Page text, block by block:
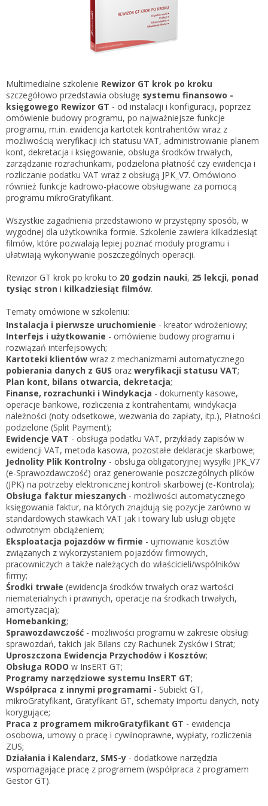
Gestor nexo PRO krok po kroku
KSeF w Subiekcie GT
KSeF w Subiekcie nexo/nexo PRO
KSeF w Rachmistrzu i Rewizorze GT
Portal Dokumentów z obsługą KSeF dla firm
Portal Dokumentów z obsługą KSeF dla biur
rachunkowych
Logowanie do Akademi InsERT
Login
Hasło
Nie masz konta
Zarejestruj
Multimedialne szkolenie Rewizor GT krok po kroku
szczegółowo przedstawia obsługę systemu finansowo -
księgowego Rewizor GT - od instalacji i konfiguracji, poprzez
omówienie budowy programu, po najważniejsze funkcje
programu, m.in. ewidencja kartotek kontrahentów wraz z
możliwością weryfikacji ich statusu VAT, administrowanie planem
kont, dekretacja i księgowanie, obsługa środków trwałych,
zarządzanie rozrachunkami, podzielona płatność czy ewidencja i
rozliczanie podatku VAT wraz z obsługą JPK_V7. Omówiono
również funkcje kadrowo-płacowe obsługiwane za pomocą
programu mikroGratyfikant.
Wszystkie zagadnienia przedstawiono w przystępny sposób, w
wygodnej dla użytkownika formie. Szkolenie zawiera kilkadziesiąt
filmów, które pozwalają lepiej poznać moduły programu i
ułatwiają wykonywanie poszczególnych operacji.
Rewizor GT krok po kroku to 20 godzin nauki, 25 lekcji, ponad
tysiąc stron i kilkadziesiąt filmów.
Tematy omówione w szkoleniu:
Instalacja i pierwsze uruchomienie - kreator wdrożeniowy;
Interfejs i użytkowanie - omówienie budowy programu i
rozwiązań interfejsowych;
Kartoteki klientów wraz z mechanizmami automatycznego
pobierania danych z GUS oraz weryfikacji statusu VAT;
Plan kont, bilans otwarcia, dekretacja;
Finanse, rozrachunki i Windykacja - dokumenty kasowe,
operacje bankowe, rozliczenia z kontrahentami, windykacja
należności (noty odsetkowe, wezwania do zapłaty, itp.), Płatności
podzielone (Split Payment);
Ewidencje VAT - obsługa podatku VAT, przykłady zapisów w
ewidencji VAT, metoda kasowa, pozostałe deklaracje skarbowe;
Jednolity Plik Kontrolny - obsługa obligatoryjnej wysyłki JPK_V7
(e-Sprawozdawczość) oraz generowanie poszczególnych plików
(JPK) na potrzeby elektronicznej kontroli skarbowej (e-Kontrola);
Obsługa faktur mieszanych - możliwości automatycznego
księgowania faktur, na których znajdują się pozycje zarówno w
standardowych stawkach VAT jak i towary lub usługi objęte
odwrotnym obciążeniem;
Eksploatacja pojazdów w firmie - ujmowanie kosztów
związanych z wykorzystaniem pojazdów firmowych,
pracowniczych a także należących do właścicieli/wspólników
firmy;
Środki trwałe (ewidencja środków trwałych oraz wartości
niematerialnych i prawnych, operacje na środkach trwałych,
amortyzacja);
Homebanking;
Sprawozdawczość - możliwości programu w zakresie obsługi
sprawozdań, takich jak Bilans czy Rachunek Zysków i Strat;
Uproszczona Ewidencja Przychodów i Kosztów;
Obsługa RODO w InsERT GT;
Programy narzędziowe systemu InsERT GT;
Współpraca z innymi programami - Subiekt GT,
mikroGratyfikant, Gratyfikant GT, schematy importu danych, noty
korygujące;
Praca z programem mikroGratyfikant GT - ewidencja
osobowa, umowy o pracę i cywilnoprawne, wypłaty, rozliczenia
ZUS;
Działania i Kalendarz, SMS-y - dodatkowe narzędzia
wspomagające pracę z programem (współpraca z programem
Gestor GT).